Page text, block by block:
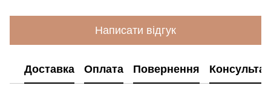
Написати відгук
Доставка Оплата Повернення